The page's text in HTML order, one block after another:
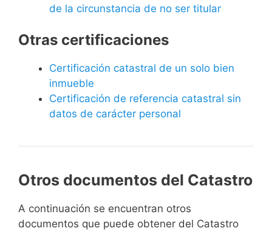
de la circunstancia de no ser titular
Otras certificaciones
Certificación catastral de un solo bien
inmueble
Certificación de referencia catastral sin
datos de carácter personal
Otros documentos del Catastro
A continuación se encuentran otros
documentos que puede obtener del Catastro